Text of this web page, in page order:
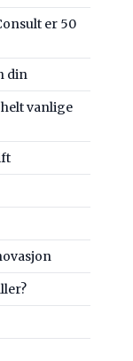
er 50
din
vanlige